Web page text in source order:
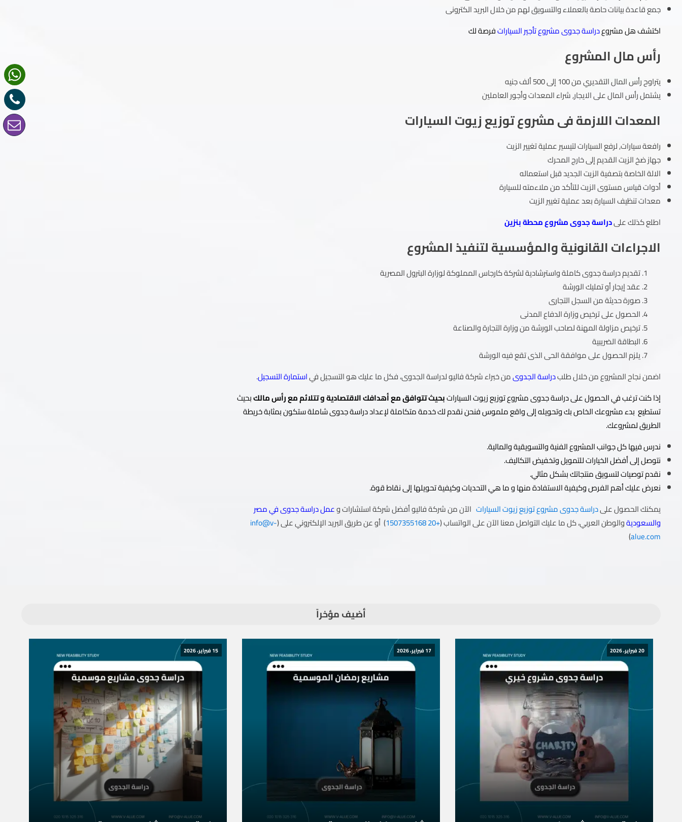
جمع قاعدة بيانات حاصة بالعملاء والتسويق لهم من خلال البريد الكترونى
اكتشف هل مشروعدراسة جدوى مشروع تأجير السياراتفرصة لك
رأس مال المشروع
يتراوح رأس المال التقديري من 100 إلى 500 ألف جنيه
يشتمل رأس المال على الايجار, شراء المعدات وأجور العاملين
المعدات اللازمة فى مشروع توزيع زيوت السيارات
رافعة سيارات, لرفع السيارات لتيسير عملية تغيير الزيت
جهاز ضخ الزيت القديم إلى خارج المحرك
الالة الخاصة بتصفية الزيت الجديد قبل استعماله
أدوات قياس مستوى الزيت للتأكد من ملاءمته للسيارة
معدات تنظيف السيارة بعد عملية تغيير الزيت
اطلع كذلك علىدراسة جدوى مشروع محطة بنزين
الاجراءات القانونية والمؤسسية لتنفيذ المشروع
تقديم دراسة جدوى كاملة واسترشادية لشركة كارجاس المملوكة لوزارة البترول المصرية
عقد إيجار أو تمليك الورشة
صورة حديثة من السجل التجارى
الحصول على ترخيص وزارة الدفاع المدنى
ترخيص مزاولة المهنة لصاحب الورشة من وزارة التجارة والصناعة
البطاقة الضريبية
يلزم الحصول على موافقة الحى الذى تقع فيه الورشة
اضمن نجاح المشروع من خلال طلبدراسة الجدوىمن خبراء شركة فاليو لدراسة الجدوى، فكل ما عليك هو التسجيل فياستمارة التسجيل.
إذا كنت ترغب في الحصول على دراسة جدوى مشروع توزيع زيوت السياراتبحيثتتوافق مع أهدافك الاقتصادية و تتلائم مع رأس مالكبحيث
تستطيع بدء مشروعك الخاص بك وتحويله إلى واقع ملموس فنحن نقدم لك خدمة متكاملة لإعداد دراسة جدوى شاملة ستكون بمثابة خريطة
الطريق لمشروعك.
ندرس فيها كل جوانب المشروع الفنية والتسويقية والمالية.
نتوصل إلى أفضل الخيارات للتمويل وتخفيض التكاليف.
نقدم توصيات لتسويق منتجاتك بشكل مثالي.
نعرض عليك أهم الفرص وكيفية الاستفادة منها و ما هي التحديات وكيفية تحويلها إلى نقاط قوة.
يمكنك الحصول علىدراسة جدوى مشروع توزيع زيوت السيارات الآن من شركة فاليو أفضل شركة استشارات وعمل دراسة جدوى في مصر
والسعوديةوالوطن العربي، كل ما عليك التواصل معنا الآن على الواتساب (+20 1507355168 ) أو عن طريق البريد الإلكتروني على (info@v-
alue.com
)
أضيف مؤخراً
20 فبراير، 2026 17 فبراير، 2026 15 فبراير، 2026